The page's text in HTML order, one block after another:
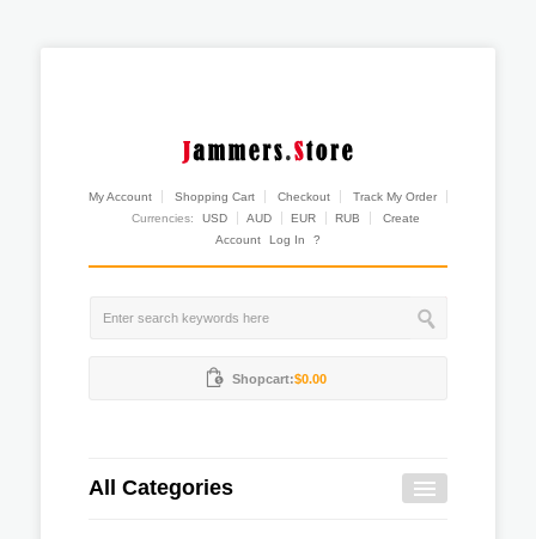
My Account Shopping Cart Checkout
Track My Order
Currencies:
USD AUD EUR RUB
Create
Account
Log In ?
Shopcart:$0.00
All Categories